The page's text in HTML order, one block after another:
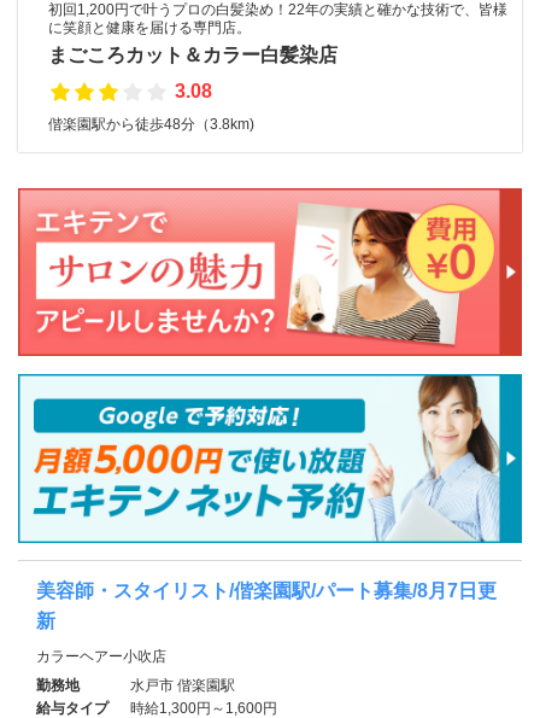
初回1,200円で叶うプロの白髪染め！22年の実績と確かな技術で、皆様
に笑顔と健康を届ける専門店。
まごころカット＆カラー白髪染店
3.08
偕楽園駅から徒歩48分（3.8km)
美容師・スタイリスト/偕楽園駅/パート募集/8月7日更
新
カラーヘアー小吹店
勤務地
水戸市 偕楽園駅
給与タイプ
時給1,300円～1,600円